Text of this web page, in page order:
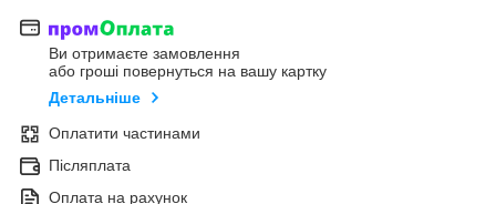
Ви отримаєте замовлення
або гроші повернуться на вашу картку
Детальніше
Оплатити частинами
Післяплата
Оплата на рахунок